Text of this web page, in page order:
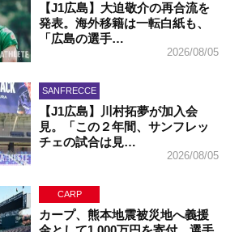
【J1広島】大迫敬介の再合流を
発表。海外移籍は一転白紙も、
「広島の選手…
2026/08/05
SANFRECCE
【J1広島】川村拓夢が加入会
見。「この２年間、サンフレッ
チェの試合は見…
2026/08/05
CARP
カープ、熊本地震被災地へ義援